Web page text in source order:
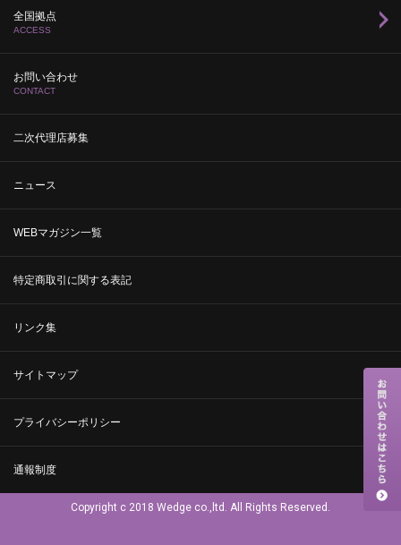
全国拠点
ACCESS
お問い合わせ
CONTACT
二次代理店募集
ニュース
WEBマガジン一覧
特定商取引に関する表記
リンク集
サイトマップ
プライバシーポリシー
通報制度
Copyright c 2018 Wedge co.,ltd. All Rights Reserved.